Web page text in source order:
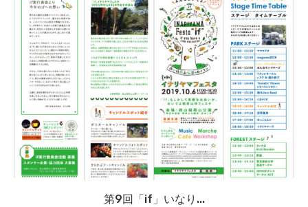
第9回「if」いなり...